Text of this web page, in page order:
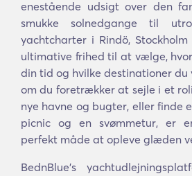
enestående udsigt over den
smukke solnedgange til
yachtcharter i Rindö,
ultimative frihed til at vælge,
din tid og hvilke destinationer du
om du foretrækker at sejle i et
nye havne og bugter, eller finde
picnic og en svømmetur, er
perfekt måde at opleve glæden
BednBlue's